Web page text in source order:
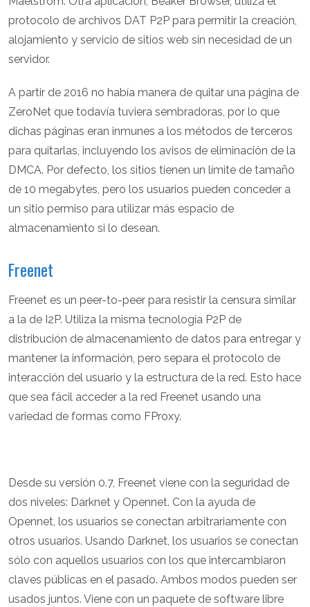
protocolo de archivos DAT P2P para permitir la creación,
alojamiento y servicio de sitios web sin necesidad de un
servidor.
A partir de 2016 no había manera de quitar una página de
ZeroNet que todavía tuviera sembradoras, por lo que
dichas páginas eran inmunes a los métodos de terceros
para quitarlas, incluyendo los avisos de eliminación de la
DMCA. Por defecto, los sitios tienen un límite de tamaño
de 10 megabytes, pero los usuarios pueden conceder a
un sitio permiso para utilizar más espacio de
almacenamiento si lo desean.
Freenet
Freenet es un peer-to-peer para resistir la censura similar
a la de I2P. Utiliza la misma tecnología P2P de
distribución de almacenamiento de datos para entregar y
mantener la información, pero separa el protocolo de
interacción del usuario y la estructura de la red. Esto hace
que sea fácil acceder a la red Freenet usando una
variedad de formas como FProxy.
Desde su versión 0.7, Freenet viene con la seguridad de
dos niveles: Darknet y Opennet. Con la ayuda de
Opennet, los usuarios se conectan arbitrariamente con
otros usuarios. Usando Darknet, los usuarios se conectan
sólo con aquellos usuarios con los que intercambiaron
claves públicas en el pasado. Ambos modos pueden ser
usados juntos. Viene con un paquete de software libre